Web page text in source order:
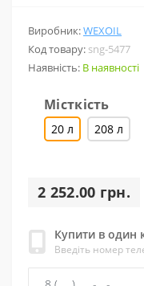
Виробник:WEXOIL
Код товару: sng-5477
Наявність: В наявності
Місткість
20 л 208 л
2 252.00 грн.
Купити в один
Введіть номер